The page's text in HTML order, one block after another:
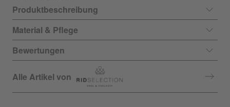
Produktbeschreibung
Material & Pflege
Bewertungen
Alle Artikel von